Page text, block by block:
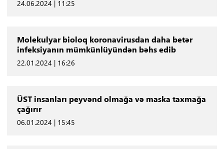
24.06.2024 | 11:25
Molekulyar bioloq koronavirusdan daha betər
infeksiyanın mümkünlüyündən bəhs edib
22.01.2024 | 16:26
ÜST insanları peyvənd olmağa və maska taxmağa
çağırır
06.01.2024 | 15:45